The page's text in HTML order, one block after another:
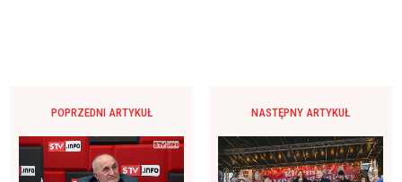
POPRZEDNI ARTYKUŁ NASTĘPNY ARTYKUŁ